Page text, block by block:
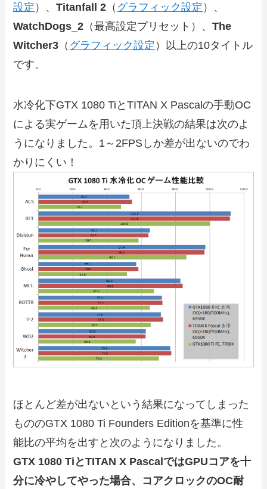
設定 ）、Titanfall 2 （ グラフィック設定 ）、
WatchDogs_2 （最高設定プリセット）、The
Witcher3 （ グラフィック設定 ）以上の10タイトル
です。
水冷化下GTX 1080 TiとTITAN X Pascalの手動OC
による実ゲームを用いた頂上決戦の結果は次のよ
うになりました。1～2FPSしか差が出ないのでわ
かりにくい！
ほとんど差が出ないという結果になってしまった
もののGTX 1080 Ti Founders Editionを基準に性
能比の平均を出すと次のようになりました。
GTX 1080 TiとTITAN X PascalではGPUコアを十
分に冷やしてやった場合、コアクロックのOC耐